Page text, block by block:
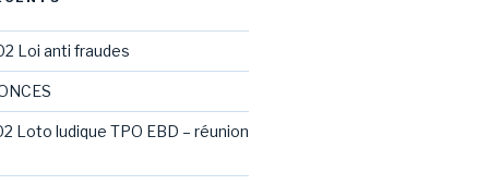
Loi anti fraudes
Loto ludique TPO EBD – réunion